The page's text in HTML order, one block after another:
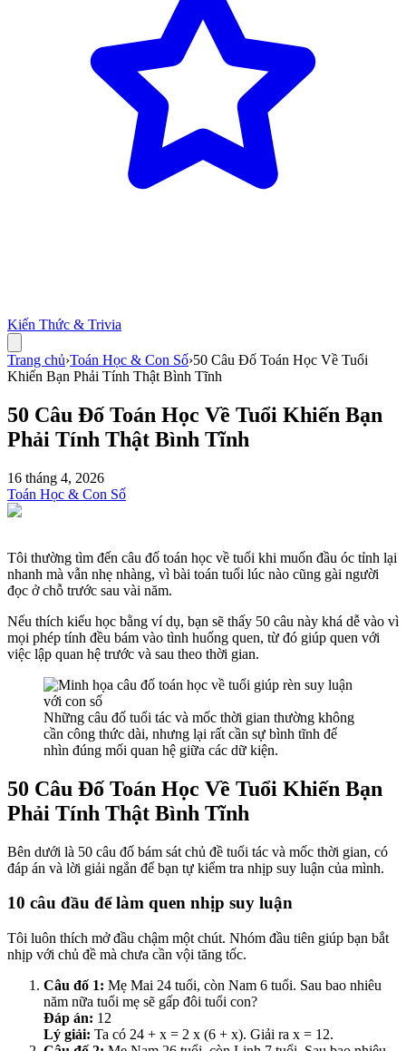
Kiến Thức & Trivia
Trang chủ›Toán Học & Con Số›50 Câu Đố Toán Học Về Tuổi
Khiến Bạn Phải Tính Thật Bình Tĩnh
50 Câu Đố Toán Học Về Tuổi Khiến Bạn
Phải Tính Thật Bình Tĩnh
16 tháng 4, 2026
Toán Học & Con Số
Tôi thường tìm đến câu đố toán học về tuổi khi muốn đầu óc tỉnh lại
nhanh mà vẫn nhẹ nhàng, vì bài toán tuổi lúc nào cũng gài người
đọc ở chỗ trước sau vài năm.
Nếu thích kiểu học bằng ví dụ, bạn sẽ thấy 50 câu này khá dễ vào vì
mọi phép tính đều bám vào tình huống quen, từ đó giúp quen với
việc lập quan hệ trước và sau theo thời gian.
Những câu đố tuổi tác và mốc thời gian thường không
cần công thức dài, nhưng lại rất cần sự bình tĩnh để
nhìn đúng mối quan hệ giữa các dữ kiện.
50 Câu Đố Toán Học Về Tuổi Khiến Bạn
Phải Tính Thật Bình Tĩnh
Bên dưới là 50 câu đố bám sát chủ đề tuổi tác và mốc thời gian, có
đáp án và lời giải ngắn để bạn tự kiểm tra nhịp suy luận của mình.
10 câu đầu để làm quen nhịp suy luận
Tôi luôn thích mở đầu chậm một chút. Nhóm đầu tiên giúp bạn bắt
nhịp với chủ đề mà chưa cần vội tăng tốc.
Câu đố 1: Mẹ Mai 24 tuổi, còn Nam 6 tuổi. Sau bao nhiêu
năm nữa tuổi mẹ sẽ gấp đôi tuổi con?
Đáp án: 12
Lý giải: Ta có 24 + x = 2 x (6 + x). Giải ra x = 12.